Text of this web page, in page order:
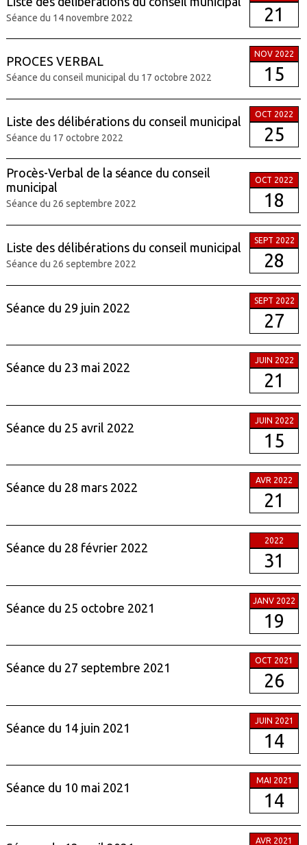
Séance du 14 novembre 2022 21
PROCES VERBAL
Séance du conseil municipal du 17 octobre 2022
NOV 2022
15
Liste des délibérations du conseil municipal
Séance du 17 octobre 2022
OCT 2022
25
Procès-Verbal de la séance du conseil
municipal
Séance du 26 septembre 2022
OCT 2022
18
Liste des délibérations du conseil municipal
Séance du 26 septembre 2022
SEPT 2022
28
Séance du 29 juin 2022
SEPT 2022
27
Séance du 23 mai 2022
JUIN 2022
21
Séance du 25 avril 2022
JUIN 2022
15
Séance du 28 mars 2022
AVR 2022
21
Séance du 28 février 2022
2022
31
Séance du 25 octobre 2021
JANV 2022
19
Séance du 27 septembre 2021
OCT 2021
26
Séance du 14 juin 2021
JUIN 2021
14
Séance du 10 mai 2021
MAI 2021
14
AVR 2021